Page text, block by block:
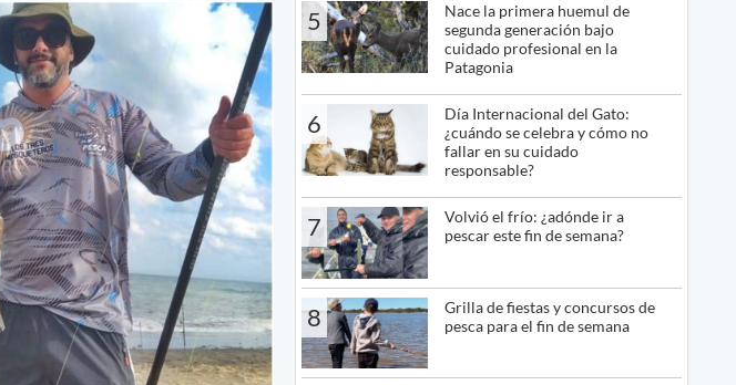
5
Nace la primera huemul de
segunda generación bajo
cuidado profesional en la
Patagonia
6
Día Internacional del Gato:
¿cuándo se celebra y cómo no
fallar en su cuidado
responsable?
7
Volvió el frío: ¿adónde ir a
pescar este fin de semana?
8
Grilla de fiestas y concursos de
pesca para el fin de semana